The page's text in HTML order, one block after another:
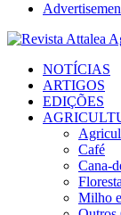
NOTÍCIAS
ARTIGOS
EDIÇÕES
Café
Cana-
Milho